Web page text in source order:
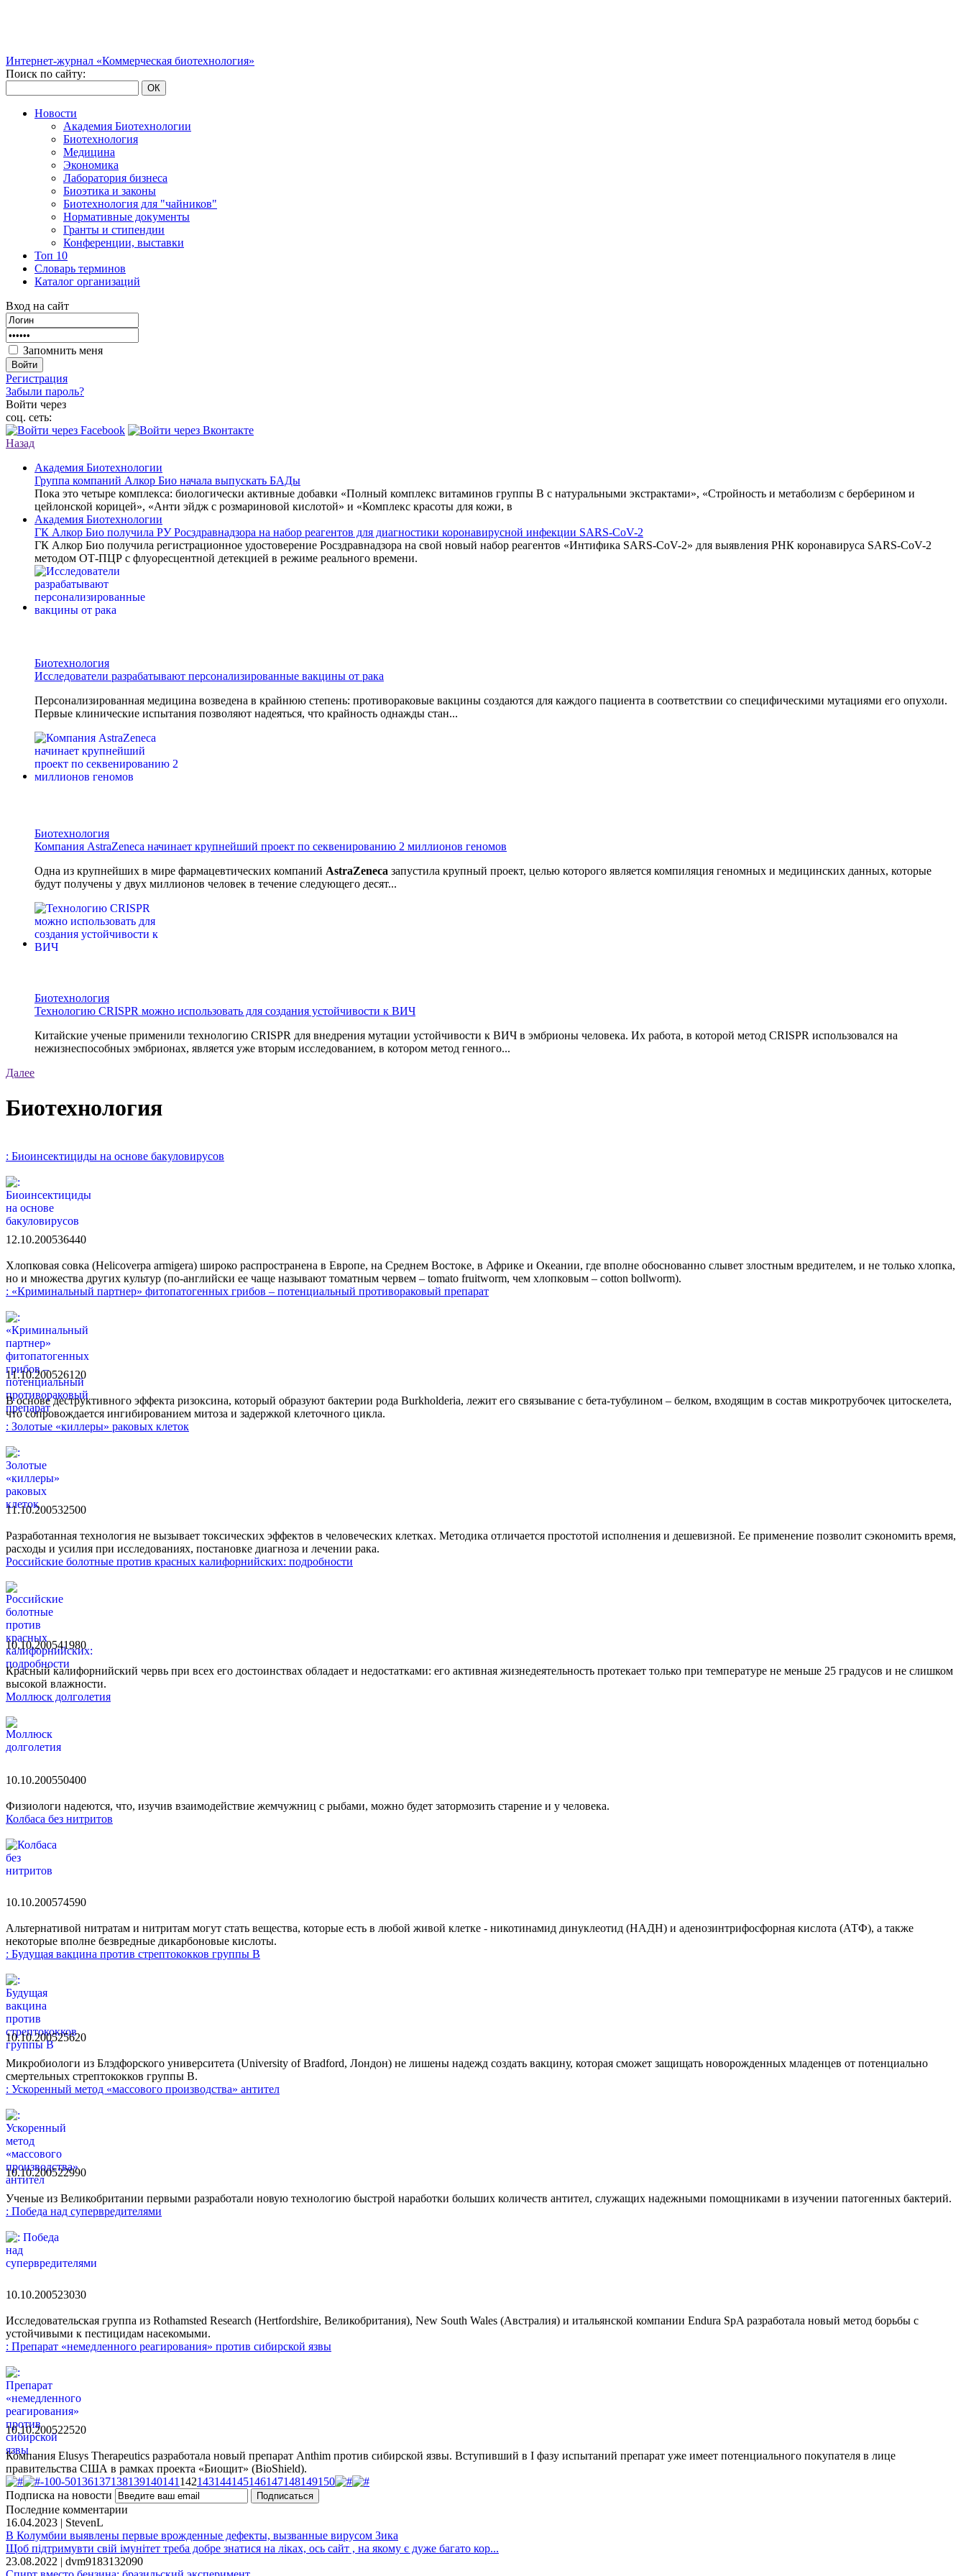
Интернет-журнал «Коммерческая биотехнология»
Поиск по сайту:
ОК
Новости
Академия Биотехнологии
Биотехнология
Медицина
Экономика
Лаборатория бизнеса
Биоэтика и законы
Биотехнология для "чайников"
Нормативные документы
Гранты и стипендии
Конференции, выставки
Топ 10
Словарь терминов
Каталог организаций
Вход на сайт
Запомнить меня
Войти
Регистрация
Забыли пароль?
Войти через
соц. сеть:
Назад
Академия Биотехнологии
Группа компаний Алкор Био начала выпускать БАДы
Пока это четыре комплекса: биологически активные добавки «Полный комплекс витаминов группы В с натуральными экстрактами», «Стройность и метаболизм с берберином и
цейлонской корицей», «Анти эйдж с розмариновой кислотой» и «Комплекс красоты для кожи, в
Академия Биотехнологии
ГК Алкор Био получила РУ Росздравнадзора на набор реагентов для диагностики коронавирусной инфекции SARS-CoV-2
ГК Алкор Био получила регистрационное удостоверение Росздравнадзора на свой новый набор реагентов «Интифика SARS-CoV-2» для выявления РНК коронавируса SARS-CoV-2
методом ОТ-ПЦР с флуоресцентной детекцией в режиме реального времени.
Биотехнология
Исследователи разрабатывают персонализированные вакцины от рака
Персонализированная медицина возведена в крайнюю степень: противораковые вакцины создаются для каждого пациента в соответствии со специфическими мутациями его опухоли.
Первые клинические испытания позволяют надеяться, что крайность однажды стан...
Биотехнология
Компания AstraZeneca начинает крупнейший проект по секвенированию 2 миллионов геномов
Одна из крупнейших в мире фармацевтических компаний AstraZeneca запустила крупный проект, целью которого является компиляция геномных и медицинских данных, которые
будут получены у двух миллионов человек в течение следующего десят...
Биотехнология
Технологию CRISPR можно использовать для создания устойчивости к ВИЧ
Китайские ученые применили технологию CRISPR для внедрения мутации устойчивости к ВИЧ в эмбрионы человека. Их работа, в которой метод CRISPR использовался на
нежизнеспособных эмбрионах, является уже вторым исследованием, в котором метод генного...
Далее
Биотехнология
: Биоинсектициды на основе бакуловирусов
12.10.200536440
Хлопковая совка (Helicoverpa armigera) широко распространена в Европе, на Среднем Востоке, в Африке и Океании, где вполне обоснованно слывет злостным вредителем, и не только хлопка,
но и множества других культур (по-английски ее чаще называют томатным червем – tomato fruitworm, чем хлопковым – cotton bollworm).
: «Криминальный партнер» фитопатогенных грибов – потенциальный противораковый препарат
11.10.200526120
В основе деструктивного эффекта ризоксина, который образуют бактерии рода Burkholderia, лежит его связывание с бета-тубулином – белком, входящим в состав микротрубочек цитоскелета,
что сопровождается ингибированием митоза и задержкой клеточного цикла.
: Золотые «киллеры» раковых клеток
11.10.200532500
Разработанная технология не вызывает токсических эффектов в человеческих клетках. Методика отличается простотой исполнения и дешевизной. Ее применение позволит сэкономить время,
расходы и усилия при исследованиях, постановке диагноза и лечении рака.
Российские болотные против красных калифорнийских: подробности
10.10.200541980
Красный калифорнийский червь при всех его достоинствах обладает и недостатками: его активная жизнедеятельность протекает только при температуре не меньше 25 градусов и не слишком
высокой влажности.
Моллюск долголетия
10.10.200550400
Физиологи надеются, что, изучив взаимодействие жемчужниц с рыбами, можно будет затормозить старение и у человека.
Колбаса без нитритов
10.10.200574590
Альтернативой нитратам и нитритам могут стать вещества, которые есть в любой живой клетке - никотинамид динуклеотид (НАДН) и аденозинтрифосфорная кислота (АТФ), а также
некоторые вполне безвредные дикарбоновые кислоты.
: Будущая вакцина против стрептококков группы В
10.10.200525620
Микробиологи из Блэдфорского университета (University of Bradford, Лондон) не лишены надежд создать вакцину, которая сможет защищать новорожденных младенцев от потенциально
смертельных стрептококков группы В.
: Ускоренный метод «массового производства» антител
10.10.200522990
Ученые из Великобритании первыми разработали новую технологию быстрой наработки больших количеств антител, служащих надежными помощниками в изучении патогенных бактерий.
: Победа над супервредителями
10.10.200523030
Исследовательская группа из Rothamsted Research (Hertfordshire, Великобритания), New South Wales (Австралия) и итальянской компании Endura SpA разработала новый метод борьбы с
устойчивыми к пестицидам насекомыми.
: Препарат «немедленного реагирования» против сибирской язвы
10.10.200522520
Компания Elusys Therapeutics разработала новый препарат Anthim против сибирской язвы. Вступивший в I фазу испытаний препарат уже имеет потенциального покупателя в лице
правительства США в рамках проекта «Биощит» (BioShield).
-100-50136137138139140141 142143144145146147148149150
Подписка на новости
Последние комментарии
16.04.2023 | StevenL
В Колумбии выявлены первые врожденные дефекты, вызванные вирусом Зика
Щоб підтримувти свій імунітет треба добре знатися на ліках, ось сайт , на якому є дуже багато кор...
23.08.2022 | dvm9183132090